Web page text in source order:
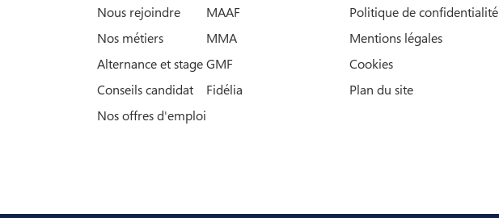
Nous rejoindre
Nos métiers
Alternance et stage
Conseils candidat
Nos offres d'emploi
MAAF
MMA
GMF
Fidélia
Politique de confidentialité
Mentions légales
Cookies
Plan du site